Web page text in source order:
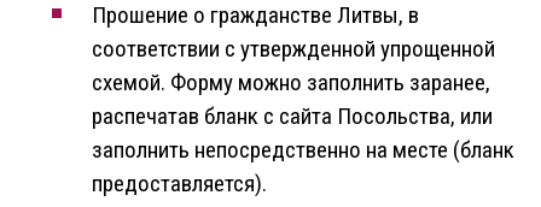
Прошение о гражданстве Литвы, в
соответствии с утвержденной упрощенной
схемой. Форму можно заполнить заранее,
распечатав бланк с сайта Посольства, или
заполнить непосредственно на месте (бланк
предоставляется).